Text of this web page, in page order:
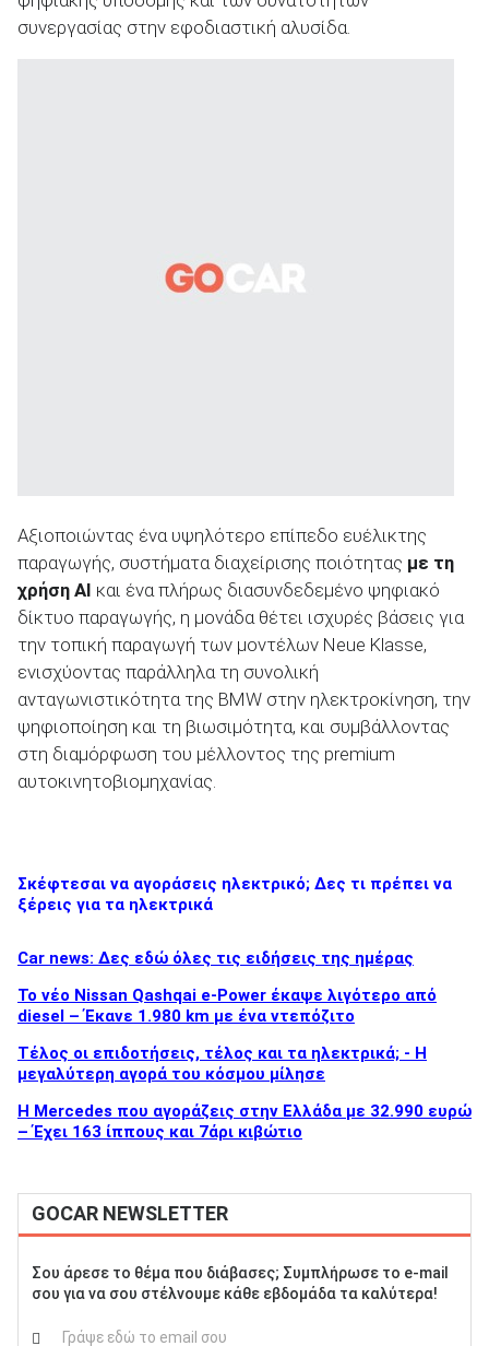
συνεργασίας στην εφοδιαστική αλυσίδα.
Αξιοποιώντας ένα υψηλότερο επίπεδο ευέλικτης
παραγωγής, συστήματα διαχείρισης ποιότητας με τη
χρήση ΑΙ και ένα πλήρως διασυνδεδεμένο ψηφιακό
δίκτυο παραγωγής, η μονάδα θέτει ισχυρές βάσεις για
την τοπική παραγωγή των μοντέλων Neue Klasse,
ενισχύοντας παράλληλα τη συνολική
ανταγωνιστικότητα της BMW στην ηλεκτροκίνηση, την
ψηφιοποίηση και τη βιωσιμότητα, και συμβάλλοντας
στη διαμόρφωση του μέλλοντος της premium
αυτοκινητοβιομηχανίας.
Σκέφτεσαι να αγοράσεις ηλεκτρικό; Δες τι πρέπει να
ξέρεις για τα ηλεκτρικά
Car news: Δες εδώ όλες τις ειδήσεις της ημέρας
Το νέο Nissan Qashqai e-Power έκαψε λιγότερο από
diesel – Έκανε 1.980 km με ένα ντεπόζιτο
Τέλος οι επιδοτήσεις, τέλος και τα ηλεκτρικά; - Η
μεγαλύτερη αγορά του κόσμου μίλησε
Η Mercedes που αγοράζεις στην Ελλάδα με 32.990 ευρώ
– Έχει 163 ίππους και 7άρι κιβώτιο
GOCAR NEWSLETTER
Σου άρεσε το θέμα που διάβασες; Συμπλήρωσε το e-mail
σου για να σου στέλνουμε κάθε εβδομάδα τα καλύτερα!